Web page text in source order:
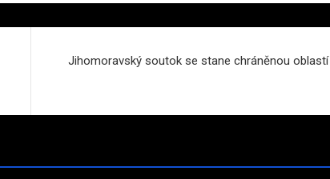
Jihomoravský soutok se stane chráněnou oblastí